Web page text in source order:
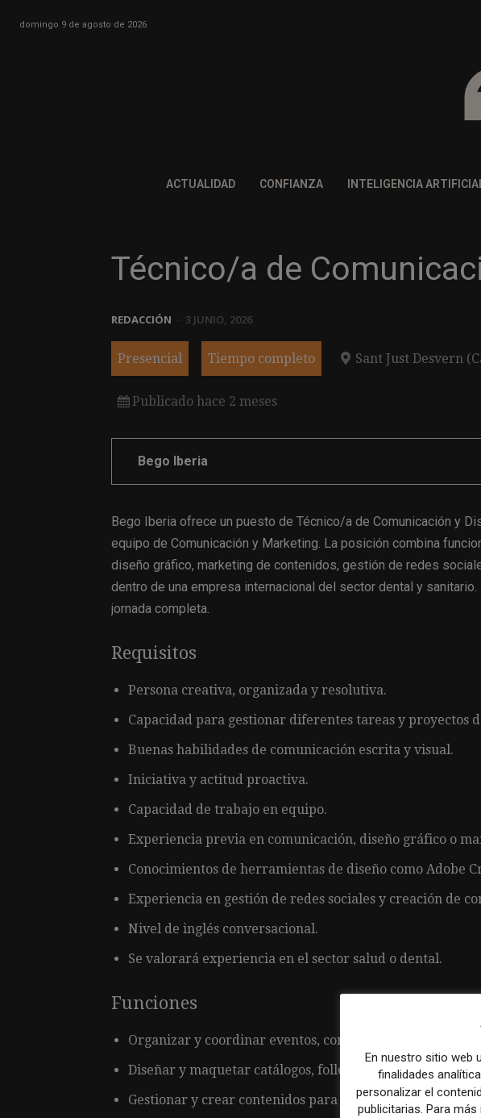
domingo 9 de agosto de 2026
ACTUALIDAD CONFIANZA INTELIGENCIA
Técnico/a de
REDACCIÓN 3 JUNIO, 2026
Presencial Tiempo completo Sant Just Desvern
Publicado hace 2 meses
Bego Iberia
Bego Iberia ofrece un puesto de Técnico/a de Comunicación y
equipo de Comunicación y Marketing. La posición combina
diseño gráfico, marketing de contenidos, gestión de redes
dentro de una empresa internacional del sector dental y
jornada completa.
Requisitos
Persona creativa, organizada y resolutiva.
Capacidad para gestionar diferentes tareas y proyectos
Buenas habilidades de comunicación escrita y visual.
Iniciativa y actitud proactiva.
Capacidad de trabajo en equipo.
Experiencia previa en comunicación, diseño gráfico o
Conocimientos de herramientas de diseño como Adobe
Experiencia en gestión de redes sociales y creación de
Nivel de inglés conversacional.
Se valorará experiencia en el sector salud o dental.
Funciones
Organizar y coordinar eventos, congresos y actividades
Diseñar y maquetar catálogos, folletos y materiales
Gestionar y crear contenidos para redes sociales.
En nuestro sitio web
finalidades
personalizar el
publicitarias. Para